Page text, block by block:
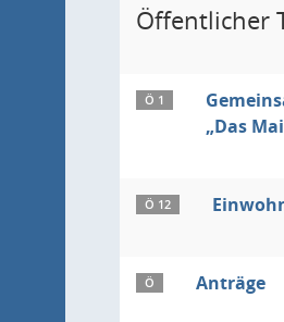
Öffentlicher
Ö 1
„Das
Ö 12
Ö Anträge